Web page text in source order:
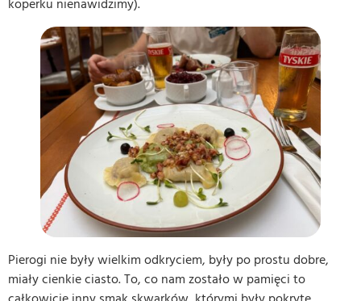
koperku nienawidzimy).
Pierogi nie były wielkim odkryciem, były po prostu dobre,
miały cienkie ciasto. To, co nam zostało w pamięci to